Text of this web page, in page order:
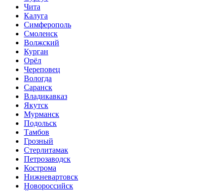
Чита
Калуга
Симферополь
Смоленск
Волжский
Курган
Орёл
Череповец
Вологда
Саранск
Владикавказ
Якутск
Мурманск
Подольск
Тамбов
Грозный
Стерлитамак
Петрозаводск
Кострома
Нижневартовск
Новороссийск